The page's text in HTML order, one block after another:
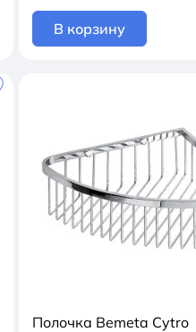
В корзину
Полочка Bemeta Cytro